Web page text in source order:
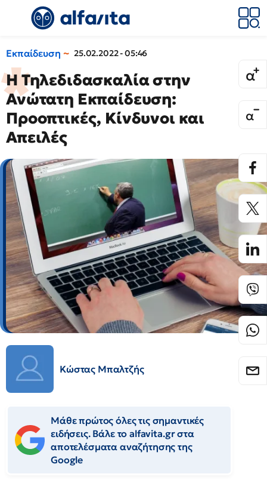
Εκπαίδευση 25.02.2022 - 05:46
Η Τηλεδιδασκαλία στην
Ανώτατη Εκπαίδευση:
Προοπτικές, Κίνδυνοι και
Απειλές
Κώστας Μπαλτζής
Μάθε πρώτος όλες τις σημαντικές
ειδήσεις. Βάλε το alfavita.gr στα
αποτελέσματα αναζήτησης της
Google